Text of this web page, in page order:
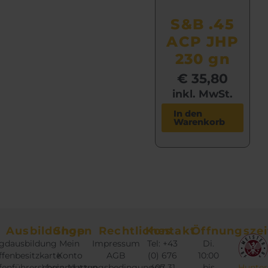
S&B .45
ACP JHP
230 gn
€ 35,80
inkl. MwSt.
In den
Warenkorb
Ausbildungen
Shop
Mein
Konto
Rechtliches
Impressum
AGB
Kontakt
Tel: +43
(0) 676
Di.
10:00